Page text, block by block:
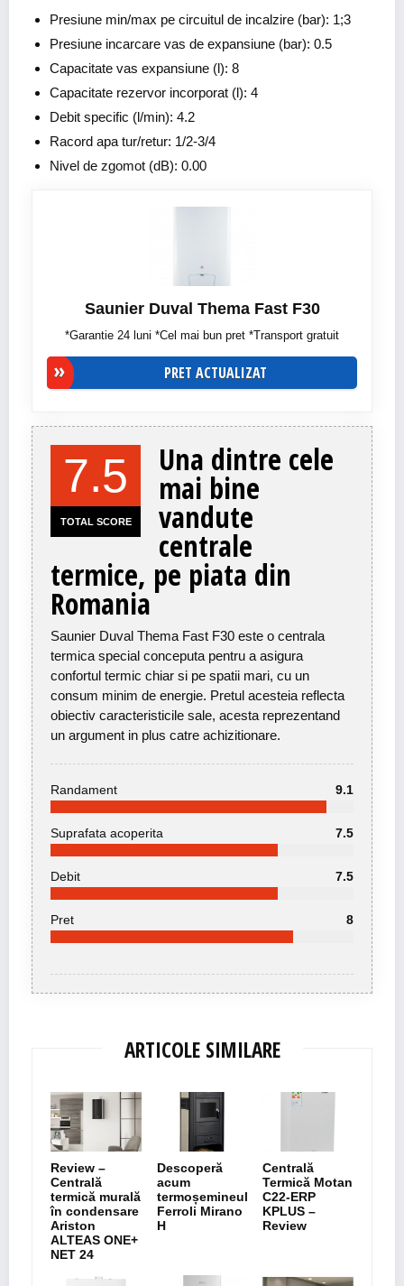
Presiune min/max pe circuitul de incalzire (bar): 1;3
Presiune incarcare vas de expansiune (bar): 0.5
Capacitate vas expansiune (l): 8
Capacitate rezervor incorporat (l): 4
Debit specific (l/min): 4.2
Racord apa tur/retur: 1/2-3/4
Nivel de zgomot (dB): 0.00
Saunier Duval Thema Fast F30
*Garantie 24 luni *Cel mai bun pret *Transport gratuit
PRET ACTUALIZAT
7.5
TOTAL SCORE
Una dintre cele
mai bine
vandute
centrale
termice, pe piata din
Romania
Saunier Duval Thema Fast F30 este o centrala
termica special conceputa pentru a asigura
confortul termic chiar si pe spatii mari, cu un
consum minim de energie. Pretul acesteia reflecta
obiectiv caracteristicile sale, acesta reprezentand
un argument in plus catre achizitionare.
Randament 9.1
Suprafata acoperita 7.5
Debit 7.5
Pret 8
ARTICOLE SIMILARE
Review –
Centrală
termică murală
în condensare
Ariston
ALTEAS ONE+
NET 24
Descoperă
acum
termoșemineul
Ferroli Mirano
H
Centrală
Termică Motan
C22-ERP
KPLUS –
Review